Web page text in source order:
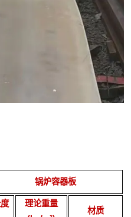
器板
理论重量
材质